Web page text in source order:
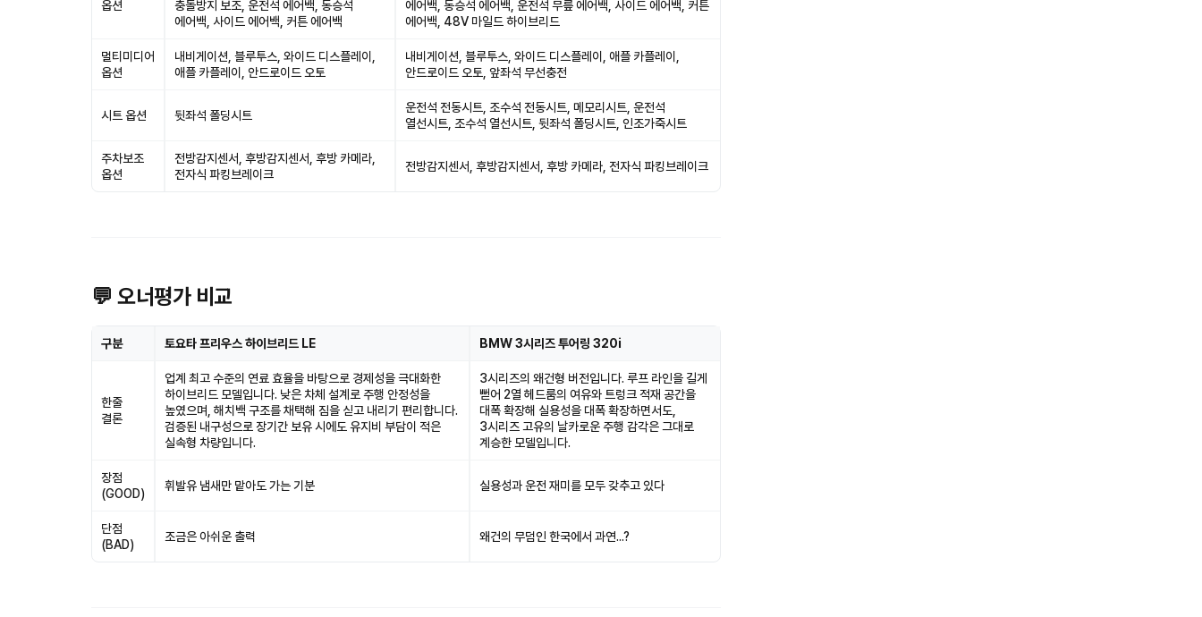
옵션
충돌방지 보조, 운전석 에어백, 동승석
에어백, 사이드 에어백, 커튼 에어백
에어백, 동승석 에어백, 운전석 무릎 에어백, 사이드 에어백, 커튼
에어백, 48V 마일드 하이브리드
멀티미디어
옵션
내비게이션, 블루투스, 와이드 디스플레이,
애플 카플레이, 안드로이드 오토
내비게이션, 블루투스, 와이드 디스플레이, 애플 카플레이,
안드로이드 오토, 앞좌석 무선충전
시트 옵션 뒷좌석 폴딩시트
운전석 전동시트, 조수석 전동시트, 메모리시트, 운전석
열선시트, 조수석 열선시트, 뒷좌석 폴딩시트, 인조가죽시트
주차보조
옵션
전방감지센서, 후방감지센서, 후방 카메라,
전자식 파킹브레이크
전방감지센서, 후방감지센서, 후방 카메라, 전자식 파킹브레이크
💬 오너평가 비교
구분 토요타 프리우스 하이브리드 LE BMW 3시리즈 투어링 320i
한줄
결론
업계 최고 수준의 연료 효율을 바탕으로 경제성을 극대화한
하이브리드 모델입니다. 낮은 차체 설계로 주행 안정성을
높였으며, 해치백 구조를 채택해 짐을 싣고 내리기 편리합니다.
검증된 내구성으로 장기간 보유 시에도 유지비 부담이 적은
실속형 차량입니다.
3시리즈의 왜건형 버전입니다. 루프 라인을 길게
뻗어 2열 헤드룸의 여유와 트렁크 적재 공간을
대폭 확장해 실용성을 대폭 확장하면서도,
3시리즈 고유의 날카로운 주행 감각은 그대로
계승한 모델입니다.
장점
(GOOD)
휘발유 냄새만 맡아도 가는 기분 실용성과 운전 재미를 모두 갖추고 있다
단점
(BAD)
조금은 아쉬운 출력 왜건의 무덤인 한국에서 과연...?